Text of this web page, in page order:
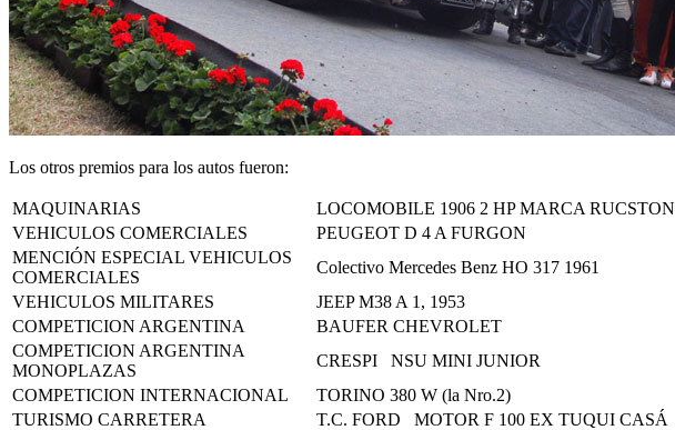
Los otros premios para los autos fueron:
MAQUINARIAS
LOCOMOBILE 1906 2 HP MARCA RUCSTON
VEHICULOS COMERCIALES
PEUGEOT D 4 A FURGON
MENCIÓN ESPECIAL VEHICULOS
COMERCIALES
Colectivo Mercedes Benz HO 317 1961
VEHICULOS MILITARES
JEEP M38 A 1, 1953
COMPETICION ARGENTINA
BAUFER CHEVROLET
COMPETICION ARGENTINA
MONOPLAZAS
CRESPI NSU MINI JUNIOR
COMPETICION INTERNACIONAL
TORINO 380 W (la Nro.2)
TURISMO CARRETERA
T.C. FORD MOTOR F 100 EX TUQUI CASÁ